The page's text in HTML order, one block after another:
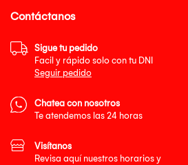
Contáctanos
Sigue tu pedido
Facil y rápido solo con tu DNI
Seguir pedido
Chatea con nosotros
Te atendemos las 24 horas
Visítanos
Revisa aquí nuestros horarios y